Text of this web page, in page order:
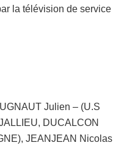
la télévision de service
Julien – (U.S
DUCALCON
JEANJEAN Nicolas